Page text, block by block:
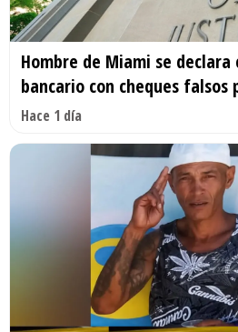
Hombre de Miami se
bancario con cheques falsos
Hace 1 día